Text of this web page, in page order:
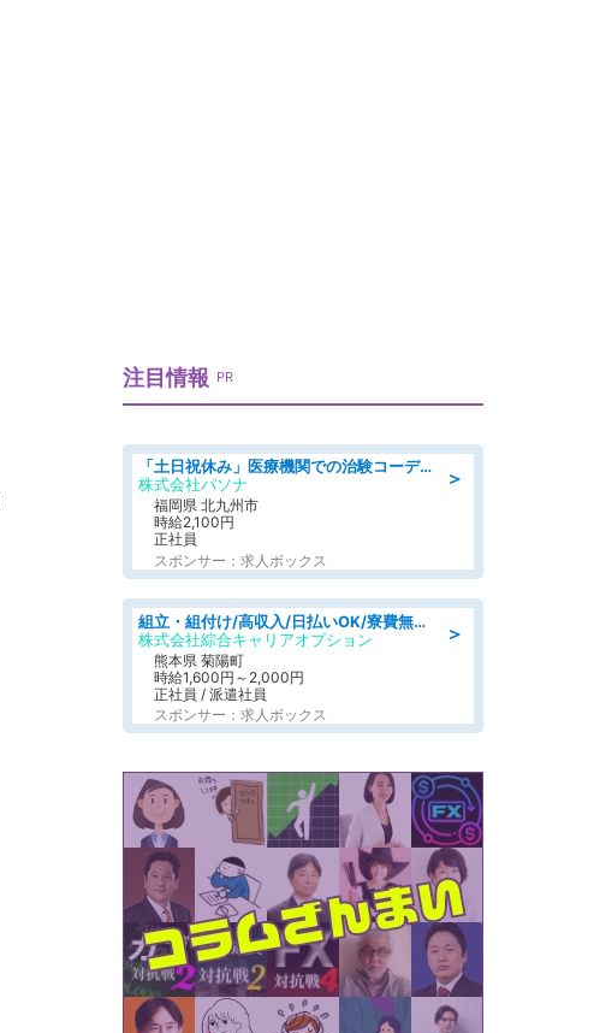
注目情報 PR
＞
「土日祝休み」医療機関での治験コーディネーターのお仕事/看護師
株式会社パソナ
福岡県 北九州市
時給2,100円
正社員
スポンサー：求人ボックス
＞
組立・組付け/高収入/日払いOK/寮費無料/交替制/20・30・40代活躍中
株式会社綜合キャリアオプション
熊本県 菊陽町
時給1,600円～2,000円
正社員 / 派遣社員
スポンサー：求人ボックス